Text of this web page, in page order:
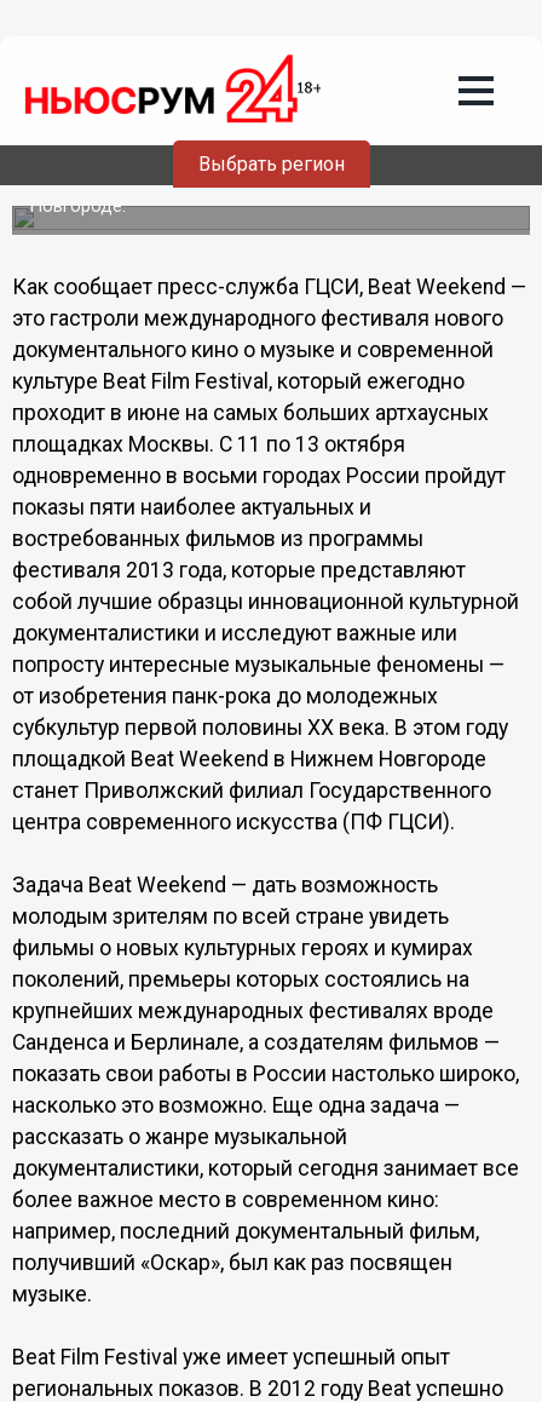
Выбрать регион
документального кино о музыке и
современной культуре открывается в
Нижнем Новгороде
Показы пяти наиболее актуальных и востребованных
фильмов из программы фестиваля пройдут в Нижнем
Новгороде.
Как сообщает пресс-служба ГЦСИ, Beat Weekend —
это гастроли международного фестиваля нового
документального кино о музыке и современной
культуре Beat Film Festival, который ежегодно
проходит в июне на самых больших артхаусных
площадках Москвы. С 11 по 13 октября
одновременно в восьми городах России пройдут
показы пяти наиболее актуальных и
востребованных фильмов из программы
фестиваля 2013 года, которые представляют
собой лучшие образцы инновационной культурной
документалистики и исследуют важные или
попросту интересные музыкальные феномены —
от изобретения панк-рока до молодежных
субкультур первой половины XX века. В этом году
площадкой Beat Weekend в Нижнем Новгороде
станет Приволжский филиал Государственного
центра современного искусства (ПФ ГЦСИ).
Задача Beat Weekend — дать возможность
молодым зрителям по всей стране увидеть
фильмы о новых культурных героях и кумирах
поколений, премьеры которых состоялись на
крупнейших международных фестивалях вроде
Санденса и Берлинале, а создателям фильмов —
показать свои работы в России настолько широко,
насколько это возможно. Еще одна задача —
рассказать о жанре музыкальной
документалистики, который сегодня занимает все
более важное место в современном кино:
например, последний документальный фильм,
получивший «Оскар», был как раз посвящен
музыке.
Beat Film Festival уже имеет успешный опыт
региональных показов. В 2012 году Beat успешно